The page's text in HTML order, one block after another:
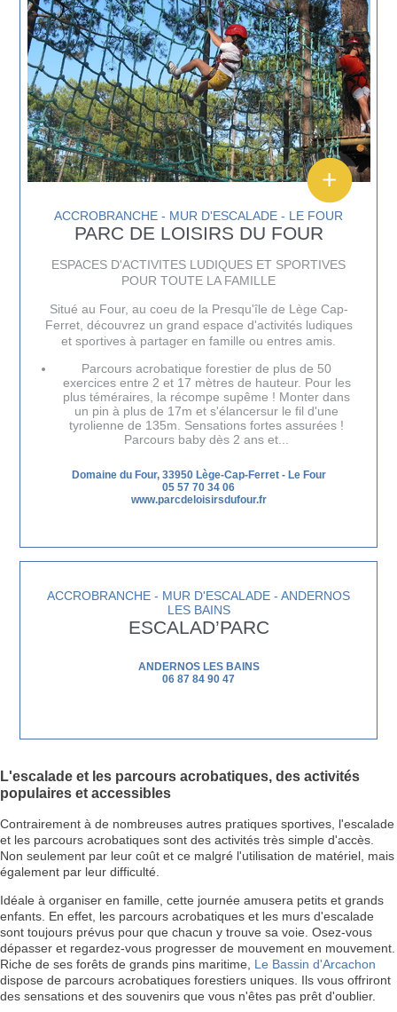
ACCROBRANCHE - MUR D'ESCALADE - LE FOUR
PARC DE LOISIRS DU FOUR
ESPACES D'ACTIVITES LUDIQUES ET SPORTIVES
POUR TOUTE LA FAMILLE
Situé au Four, au coeu de la Presqu'île de Lège Cap-
Ferret, découvrez un grand espace d'activités ludiques
et sportives à partager en famille ou entres amis.
Parcours acrobatique forestier de plus de 50
exercices entre 2 et 17 mètres de hauteur. Pour les
plus téméraires, la récompe supême ! Monter dans
un pin à plus de 17m et s'élancersur le fil d'une
tyrolienne de 135m. Sensations fortes assurées !
Parcours baby dès 2 ans et...
Domaine du Four, 33950 Lège-Cap-Ferret- Le Four
05 57 70 34 06
www.parcdeloisirsdufour.fr
ACCROBRANCHE - MUR D'ESCALADE - ANDERNOS
LES BAINS
ESCALAD’PARC
ANDERNOS LES BAINS
06 87 84 90 47
L'escalade et les parcours acrobatiques, des activités
populaires et accessibles
Contrairement à de nombreuses autres pratiques sportives, l'escalade
et les parcours acrobatiques sont des activités très simple d'accès.
Non seulement par leur coût et ce malgré l'utilisation de matériel, mais
également par leur difficulté.
Idéale à organiser en famille, cette journée amusera petits et grands
enfants. En effet, les parcours acrobatiques et les murs d'escalade
sont toujours prévus pour que chacun y trouve sa voie. Osez-vous
dépasser et regardez-vous progresser de mouvement en mouvement.
Riche de ses forêts de grands pins maritime, Le Bassin d'Arcachon
dispose de parcours acrobatiques forestiers uniques. Ils vous offriront
des sensations et des souvenirs que vous n'êtes pas prêt d'oublier.